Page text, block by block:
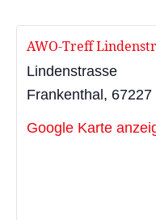
AWO-Treff
Lindenstrasse
Frankenthal , 67227
Google Karte